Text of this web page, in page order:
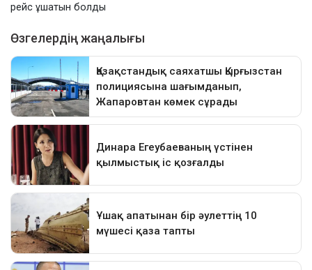
рейс ұшатын болды